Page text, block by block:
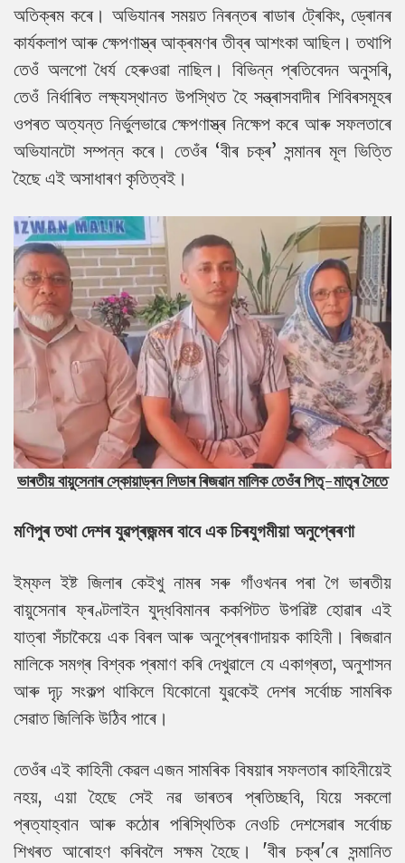
অতিক্ৰম কৰে। অভিযানৰ সময়ত নিৰন্তৰ ৰাডাৰ ট্ৰেকিং, ড্ৰোনৰ
কাৰ্যকলাপ আৰু ক্ষেপণাস্ত্ৰ আক্ৰমণৰ তীব্ৰ আশংকা আছিল। তথাপি
তেওঁ অলপো ধৈৰ্য হেৰুওৱা নাছিল। বিভিন্ন প্ৰতিবেদন অনুসৰি,
তেওঁ নিৰ্ধাৰিত লক্ষ্যস্থানত উপস্থিত হৈ সন্ত্ৰাসবাদীৰ শিবিৰসমূহৰ
ওপৰত অত্যন্ত নিৰ্ভুলভাৱে ক্ষেপণাস্ত্ৰ নিক্ষেপ কৰে আৰু সফলতাৰে
অভিযানটো সম্পন্ন কৰে। তেওঁৰ ‘বীৰ চক্ৰ’ সন্মানৰ মূল ভিত্তি
হৈছে এই অসাধাৰণ কৃতিত্বই।
ভাৰতীয় বায়ুসেনাৰস্কোয়াড্ৰনলিডাৰৰিজৱান মালিকতেওঁৰ পিতৃ-মাতৃৰ সৈতে
মণিপুৰ তথা দেশৰ যুৱপ্ৰজন্মৰ বাবে এক চিৰযুগমীয়া অনুপ্ৰেৰণা
ইম্ফল ইষ্ট জিলাৰ কেইখু নামৰ সৰু গাঁওখনৰ পৰা গৈ ভাৰতীয়
বায়ুসেনাৰ ফ্ৰণ্টলাইন যুদ্ধবিমানৰ ককপিটত উপৱিষ্ট হোৱাৰ এই
যাত্ৰা সঁচাকৈয়ে এক বিৰল আৰু অনুপ্ৰেৰণাদায়ক কাহিনী। ৰিজৱান
মালিকে সমগ্ৰ বিশ্বক প্ৰমাণ কৰি দেখুৱালে যে একাগ্ৰতা, অনুশাসন
আৰু দৃঢ় সংকল্প থাকিলে যিকোনো যুৱকেই দেশৰ সৰ্বোচ্চ সামৰিক
সেৱাত জিলিকি উঠিব পাৰে।
তেওঁৰ এই কাহিনী কেৱল এজন সামৰিক বিষয়াৰ সফলতাৰ কাহিনীয়েই
নহয়, এয়া হৈছে সেই নৱ ভাৰতৰ প্ৰতিচ্ছবি, যিয়ে সকলো
প্ৰত্যাহ্বান আৰু কঠোৰ পৰিস্থিতিক নেওচি দেশসেৱাৰ সৰ্বোচ্চ
শিখৰত আৰোহণ কৰিবলৈ সক্ষম হৈছে। 'বীৰ চক্ৰ'ৰে সন্মানিত